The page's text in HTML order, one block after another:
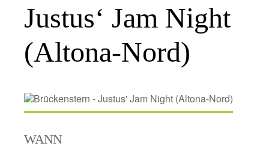
Justus‘ Jam Night
(Altona-Nord)
WANN